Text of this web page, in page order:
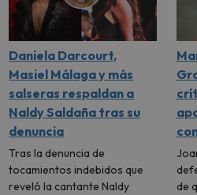
Daniela Darcourt,
Masiel Málaga y más
salseras respaldan a
Naldy Saldaña tras su
denuncia
Tras la denuncia de
tocamientos indebidos que
reveló la cantante Naldy
de